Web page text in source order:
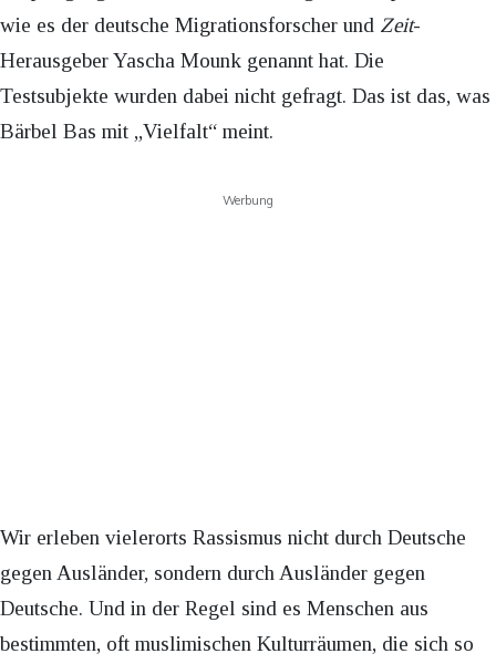
wie es der deutsche Migrationsforscher und Zeit-
Herausgeber Yascha Mounk genannt hat. Die
Testsubjekte wurden dabei nicht gefragt. Das ist das, was
Bärbel Bas mit „Vielfalt“ meint.
Werbung
Wir erleben vielerorts Rassismus nicht durch Deutsche
gegen Ausländer, sondern durch Ausländer gegen
Deutsche. Und in der Regel sind es Menschen aus
bestimmten, oft muslimischen Kulturräumen, die sich so